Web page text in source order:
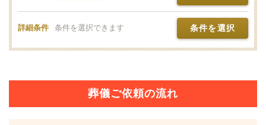
最寄り駅から徒歩圏内です
最寄り駅は東急田園都市線「たまプラーザ駅」で、徒
歩5分ほどで斎場に到着します。
詳細条件 条件を選択できます 条件を選択
葬儀ご依頼の流れ